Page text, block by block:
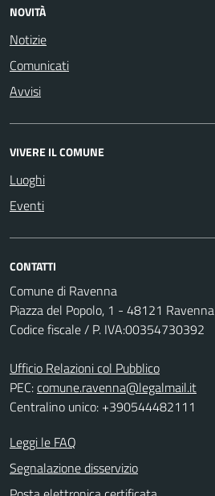
NOVITÀ
Notizie
Comunicati
Avvisi
VIVERE IL COMUNE
Luoghi
Eventi
CONTATTI
Comune di Ravenna
Piazza del Popolo, 1 - 48121 Ravenna
Codice fiscale / P. IVA:00354730392
Ufficio Relazioni col Pubblico
PEC:comune.ravenna@legalmail.it
Centralino unico: +390544482111
Leggi le FAQ
Segnalazione disservizio